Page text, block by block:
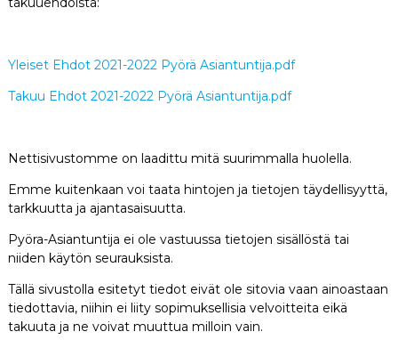
Yleiset Ehdot 2021-2022 Pyörä Asiantuntija.pdf
Takuu Ehdot 2021-2022 Pyörä Asiantuntija.pdf
Nettisivustomme on laadittu mitä suurimmalla huolella.
Emme kuitenkaan voi taata hintojen ja tietojen täydellisyyttä,
tarkkuutta ja ajantasaisuutta.
Pyöra-Asiantuntija ei ole vastuussa tietojen sisällöstä tai
niiden käytön seurauksista.
Tällä sivustolla esitetyt tiedot eivät ole sitovia vaan ainoastaan
tiedottavia, niihin ei liity sopimuksellisia velvoitteita eikä
takuuta ja ne voivat muuttua milloin vain.